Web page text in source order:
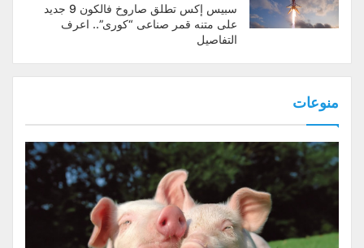
سبيس إكس تطلق صاروخ فالكون 9 جديد
على متنه قمر صناعى “كورى”.. اعرف
التفاصيل
منوعات